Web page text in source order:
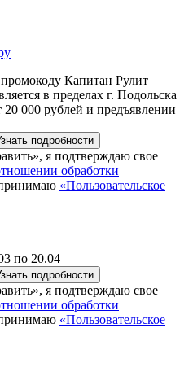
Капитан Рулит
в пределах г. Подольска
000 рублей и предъявлении
Узнать подробности
я подтверждаю свое
обработки
«Пользовательское
по 20.04
Узнать подробности
я подтверждаю свое
обработки
«Пользовательское